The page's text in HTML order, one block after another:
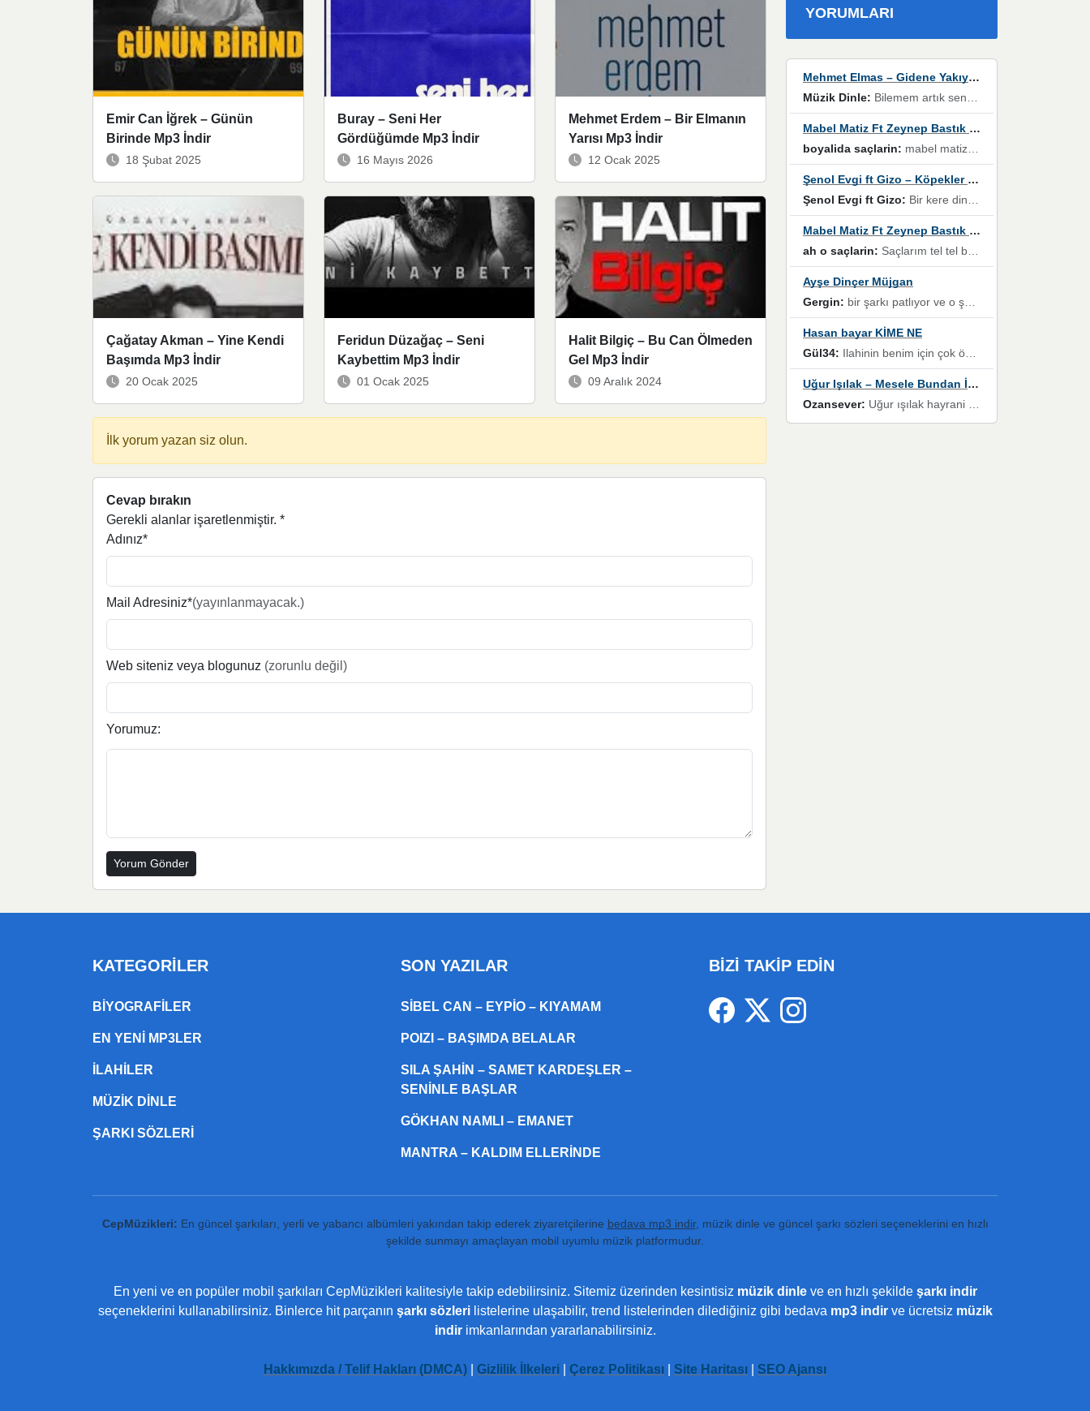
Emir Can İğrek – Günün
Birinde Mp3 İndir
18 Şubat 2025
Buray – Seni Her
Gördüğümde Mp3 İndir
16 Mayıs 2026
Mehmet Erdem – Bir Elmanın
Yarısı Mp3 İndir
12 Ocak 2025
Çağatay Akman – Yine Kendi
Başımda Mp3 İndir
20 Ocak 2025
Feridun Düzağaç – Seni
Kaybettim Mp3 İndir
01 Ocak 2025
Halit Bilgiç – Bu Can Ölmeden
Gel Mp3 İndir
09 Aralık 2024
İlk yorum yazan siz olun.
Cevap bırakın
Gerekli alanlar işaretlenmiştir. *
Adınız*
Mail Adresiniz*(yayınlanmayacak.)
Web siteniz veya blogunuz (zorunlu değil)
Yorumuz:
YORUMLARI
Mehmet Elmas – Gidene Yakıyorum
Müzik Dinle: Bilemem artık senden bir şans daha / Düştüğün zaman ben olmayacağım yanında” dizeleri, artık geçmişin tekrarına izin verilmeyeceğini, kişisel sınırların çizildiğini gösteriyor.
Mabel Matiz Ft Zeynep Bastık – Saçların
boyalida saçlarin: mabel matiz'in maya albümünde yer alan güzellerden. parça da şarkı hani! müzikal altyapısına vurulduğum, sözlerinde kaybolduğum bir parça olmuş.
Şenol Evgi ft Gizo – Köpekler Tanımadıklarına havlar
Şenol Evgi ft Gizo: Bir kere dinlememe rağmen kulaklardan gitmiyor sen sen sen sen kurban ol sen sen sen sen hayran ol yükses ses müzik dinleme sebebisiniz canlar bomba gibi patladınız maşallah
Mabel Matiz Ft Zeynep Bastık – Saçların
ah o saçlarin: Saçlarım tel tel beyazlıyor beyazlagına degil yanımda sen yoksun ona üzülüyorum günler bir bir geçiyor geçen günlere değil sensiz geçen günlere darılıyorum,Dinledikce asla kavusamayacagim ama asla unutamicagim sevdiğim adam için yanar içim
Ayşe Dinçer Müjgan
Gergin: bir şarkı patlıyor ve o şarkıyı millet her paylaşımın altına koyuyor ve öyle bir durum hal alıyor ki şarkıyı dinlemeden şarkıdan bikıyorsun Ama bu enteresan bir şekilde dillere dolanıyor millet olarak seviyoruz dertlerle boğuşurken bir yandan da göbek atmayi))) diyeceklerim bu kadar güzel hoş bir sayfa emeğinize sağlık arkadaşlar kolay gelsin
Hasan bayar KİME NE
Gül34: Ilahinin benim için çok özel bir yeri var İlk çıktığında komşum ne kadar yüksek sesle dinliyorsa orada duymuştum ve YouTube'dan aratıp Bu ilahiyi bulmuştum ve sonra müdavimi oldum günlük Ben de 3-5 kere dinleyip ezberleyip artık ilahiye bende eşlik ediyorum yüksek sesle Allah razı olsun hizmet nimettir Rabbim sizin zahmetlerinize de hayırlı nimetler versin Selam ve dua ile Allah'a emanet olun
Uğur Işılak – Mesele Bundan İbaret
Ozansever: Uğur ışılak hayrani olarak eski yeni tüm eserlerini keyifle huzurla dinleyenlerden birisiyim, emeğine saygı duyan gönül veren bunu en güzel şekilde sevenlerine ulaştıran siz değerli sayfa yöneticilerine de teşekkür ederim
KATEGORILER
BIYOGRAFILER
EN YENI MP3LER
ILAHILER
MÜZIK DINLE
ŞARKI SÖZLERI
SON YAZILAR
SIBEL CAN – EYPIO – KIYAMAM
POIZI – BAŞIMDA BELALAR
SILA ŞAHIN – SAMET KARDEŞLER –
SENINLE BAŞLAR
GÖKHAN NAMLI – EMANET
MANTRA – KALDIM ELLERINDE
BİZİ TAKİP EDİN
CepMüzikleri: En güncel şarkıları, yerli ve yabancı albümleri yakından takip ederek ziyaretçilerine bedava mp3 indir, müzik dinle ve güncel şarkı sözleri seçeneklerini en hızlı
şekilde sunmayı amaçlayan mobil uyumlu müzik platformudur.
En yeni ve en popüler mobil şarkıları CepMüzikleri kalitesiyle takip edebilirsiniz. Sitemiz üzerinden kesintisiz müzik dinleve en hızlı şekilde şarkı indir
seçeneklerini kullanabilirsiniz. Binlerce hit parçanın şarkı sözlerilistelerine ulaşabilir, trend listelerinden dilediğiniz gibi bedava mp3 indirve ücretsiz müzik
indirimkanlarından yararlanabilirsiniz.
Hakkımızda / Telif Hakları (DMCA) Gizlilik İlkeleri Çerez Politikası Site Haritası SEO Ajansı